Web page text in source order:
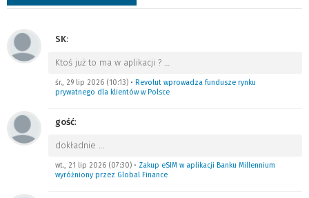
SK:
Ktoś już to ma w aplikacji ? …
śr., 29 lip 2026 (10:13) • Revolut wprowadza fundusze rynku
prywatnego dla klientów w Polsce
gość:
dokładnie …
wt., 21 lip 2026 (07:30) • Zakup eSIM w aplikacji Banku Millennium
wyróżniony przez Global Finance